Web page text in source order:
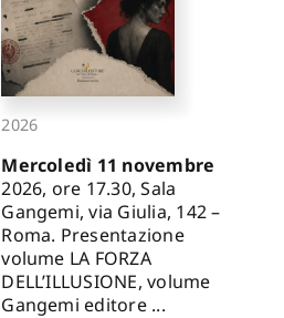
2026
Mercoledì 11 novembre
2026, ore 17.30, Sala
Gangemi, via Giulia, 142 –
Roma. Presentazione
volume LA FORZA
DELL’ILLUSIONE, volume
Gangemi editore ...